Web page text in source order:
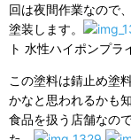
回は夜間作業なので
塗装します。
ト 水性ハイポンプラ
この塗料は錆止め塗
かなと思われるかも
食品を扱う店舗なの